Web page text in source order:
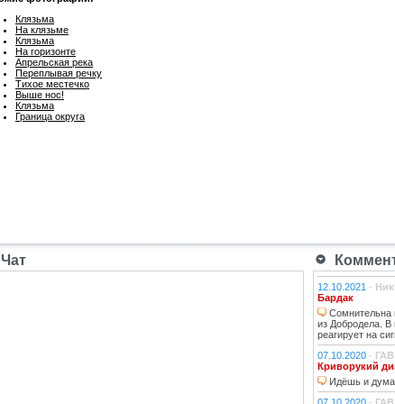
Клязьма
На клязьме
Клязьма
На горизонте
Апрельская река
Переплывая речку
Тихое местечко
Выше нос!
Клязьма
Граница округа
Чат
12.10.2021 -
Бардак
Сомнительна
из Добродела. В
реагирует на
07.10.2020 - ГАВ
Криворукий
Идёшь и